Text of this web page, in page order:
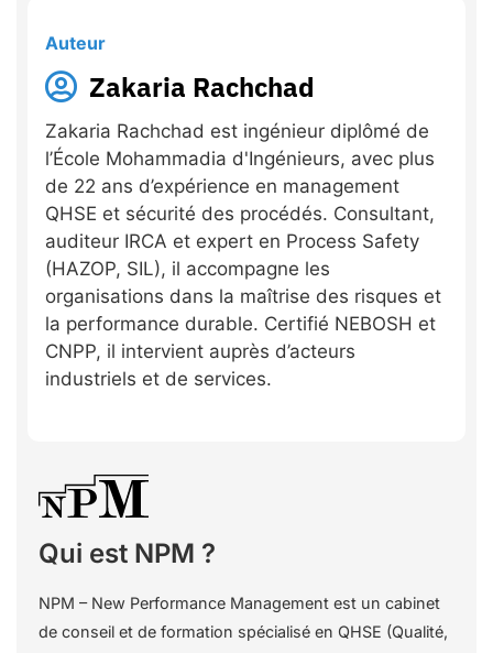
Auteur
Zakaria Rachchad
Zakaria Rachchad est ingénieur diplômé de
l’École Mohammadia d'Ingénieurs, avec plus
de 22 ans d’expérience en management
QHSE et sécurité des procédés. Consultant,
auditeur IRCA et expert en Process Safety
(HAZOP, SIL), il accompagne les
organisations dans la maîtrise des risques et
la performance durable. Certifié NEBOSH et
CNPP, il intervient auprès d’acteurs
industriels et de services.
Qui est NPM ?
NPM – New Performance Management est un cabinet
de conseil et de formation spécialisé en QHSE (Qualité,